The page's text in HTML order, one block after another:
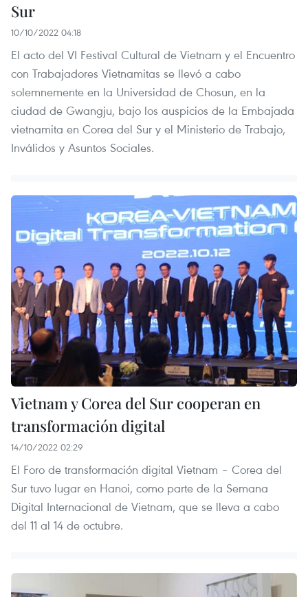
Sur
10/10/2022 04:18
El acto del VI Festival Cultural de Vietnam y el Encuentro
con Trabajadores Vietnamitas se llevó a cabo
solemnemente en la Universidad de Chosun, en la
ciudad de Gwangju, bajo los auspicios de la Embajada
vietnamita en Corea del Sur y el Ministerio de Trabajo,
Inválidos y Asuntos Sociales.
Vietnam y Corea del Sur cooperan en
transformación digital
14/10/2022 02:29
El Foro de transformación digital Vietnam – Corea del
Sur tuvo lugar en Hanoi, como parte de la Semana
Digital Internacional de Vietnam, que se lleva a cabo
del 11 al 14 de octubre.